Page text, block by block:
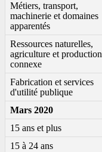
Métiers, transport,
machinerie et domaines
apparentés
Ressources naturelles,
agriculture et production
connexe
Fabrication et services
d'utilité publique
Mars 2020
15 ans et plus
15 à 24 ans